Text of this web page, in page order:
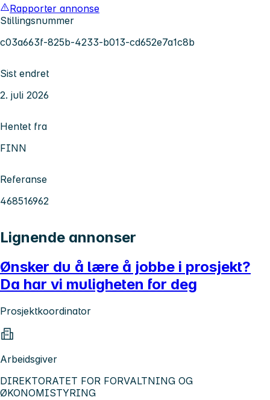
Rapporter annonse
Stillingsnummer
c03a663f-825b-4233-b013-cd652e7a1c8b
Sist endret
2. juli 2026
Hentet fra
FINN
Referanse
468516962
Lignende annonser
Ønsker du å lære å jobbe i prosjekt?
Da har vi muligheten for deg
Prosjektkoordinator
Arbeidsgiver
DIREKTORATET FOR FORVALTNING OG
ØKONOMISTYRING